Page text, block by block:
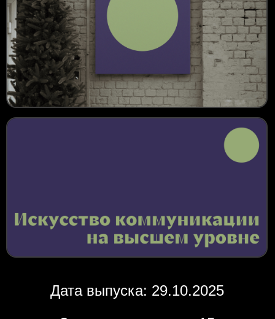
Дата выпуска: 29.10.2025